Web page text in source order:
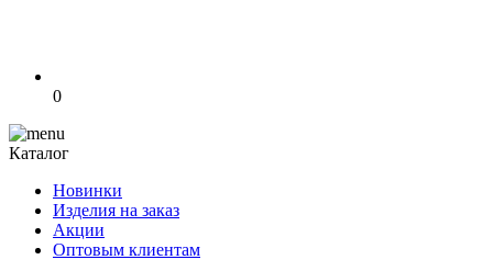
0
Каталог
Новинки
Изделия на заказ
Акции
Оптовым клиентам